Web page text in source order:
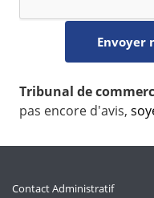
Tribunal de
pas encore d'avis,
Contact Administratif